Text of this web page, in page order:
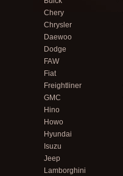
Chery
Chrysler
Daewoo
Dodge
FAW
Fiat
Freightliner
GMC
Hino
Howo
Hyundai
Isuzu
Jeep
Lamborghini